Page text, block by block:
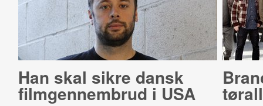
Han skal sikre dansk
filmgennembrud i USA